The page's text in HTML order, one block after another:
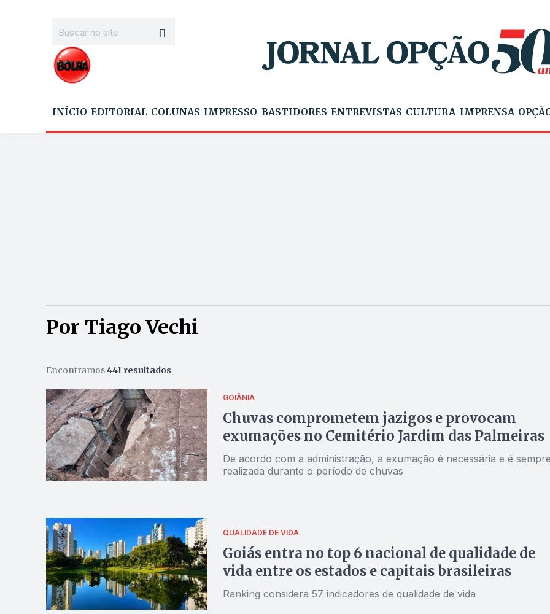
INÍCIO EDITORIAL COLUNAS IMPRESSO BASTIDORES ENTREVISTAS CULTURA IMPRENSA
Por Tiago Vechi
Encontramos441 resultados
GOIÂNIA
Chuvas comprometem jazigos e provocam
exumações no Cemitério Jardim das Palmeiras
De acordo com a administração, a exumação é necessária e é
realizada durante o período de chuvas
QUALIDADE DE VIDA
Goiás entra no top 6 nacional de qualidade de
vida entre os estados e capitais brasileiras
Ranking considera 57 indicadores de qualidade de vida